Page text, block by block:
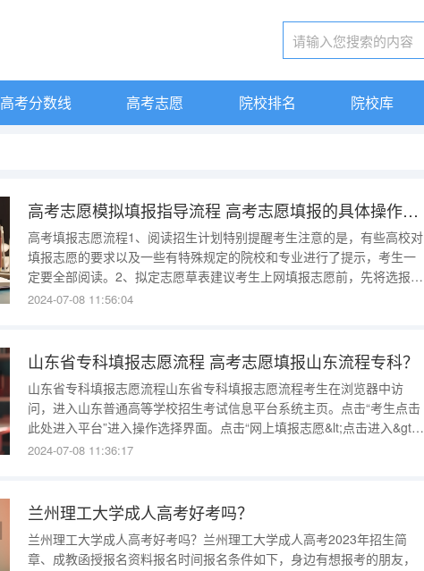
高考分数线 高考志愿 院校排名 院校库
高考志愿模拟填报指导流程 高考志愿填报的具体操作流程是怎样的
高考填报志愿流程1、阅读招生计划特别提醒考生注意的是，有些高校对
填报志愿的要求以及一些有特殊规定的院校和专业进行了提示，考生一
定要全部阅读。2、拟定志愿草表建议考生上网填报志愿前，先将选报的
志愿填写到志愿草表上，再按志愿草表上的内容上网填报，可以减少在
2024-07-08 11:56:04
山东省专科填报志愿流程 高考志愿填报山东流程专科？
山东省专科填报志愿流程山东省专科填报志愿流程考生在浏览器中访
问，进入山东普通高等学校招生考试信息平台系统主页。点击“考生点击
此处进入平台”进入操作选择界面。点击“网上填报志愿&lt;点击进入&gt;”
进入志愿填报说明界面。点击“操作手册（点击此处下载）”可下载本使用
2024-07-08 11:36:17
兰州理工大学成人高考好考吗？
兰州理工大学成人高考好考吗？兰州理工大学成人高考2023年招生简
章、成教函授报名资料报名时间报名条件如下，身边有想报考的朋友，